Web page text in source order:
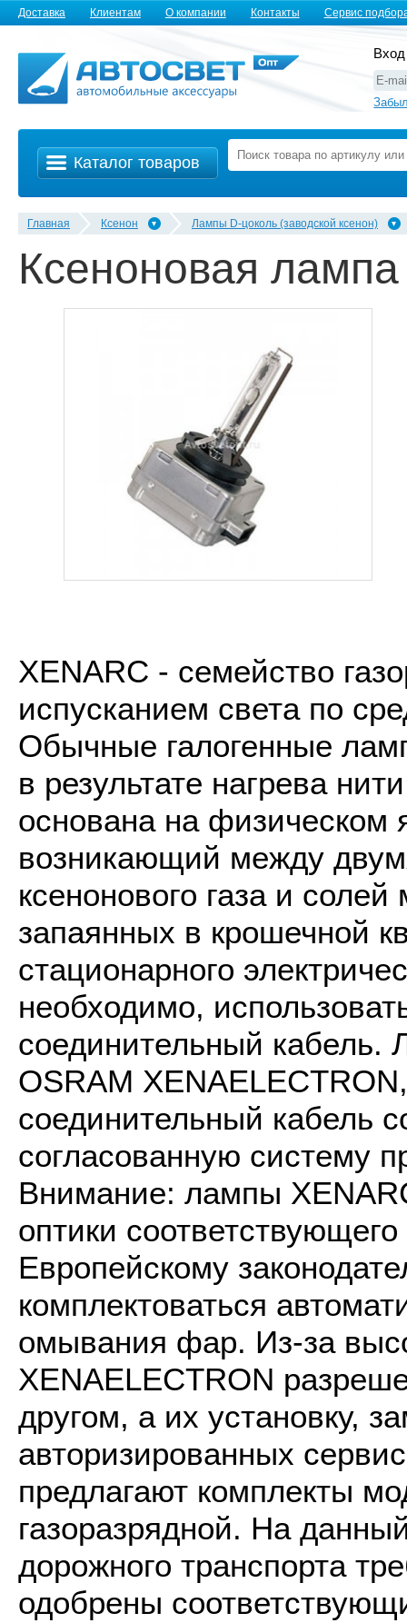
Доставка Клиентам О компании Контакты Сервис
Каталог товаров
Главная Ксенон Лампы D-цоколь (заводской ксенон)
Ксеноновая
XENARC - семейство
испусканием света по
Обычные галогенные
в результате нагрева
основана на физическом
возникающий между
ксенонового газа и
запаянных в крошечной
стационарного
необходимо,
соединительный кабель.
OSRAM
соединительный кабель
согласованную систему
Внимание: лампы
оптики
Европейскому
комплектоваться
омывания фар. Из-за
XENAELECTRON
другом, а их установку,
авторизированных
предлагают комплекты
газоразрядной. На
дорожного транспорта
одобрены